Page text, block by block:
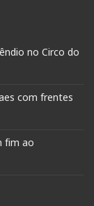
no Circo do
com frentes
fim ao